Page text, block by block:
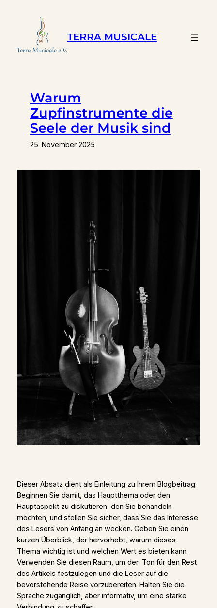
TERRA MUSICALE
Warum
Zupfinstrumente die
Seele der Musik sind
25. November 2025
Dieser Absatz dient als Einleitung zu Ihrem Blogbeitrag.
Beginnen Sie damit, das Hauptthema oder den
Hauptaspekt zu diskutieren, den Sie behandeln
möchten, und stellen Sie sicher, dass Sie das Interesse
des Lesers von Anfang an wecken. Geben Sie einen
kurzen Überblick, der hervorhebt, warum dieses
Thema wichtig ist und welchen Wert es bieten kann.
Verwenden Sie diesen Raum, um den Ton für den Rest
des Artikels festzulegen und die Leser auf die
bevorstehende Reise vorzubereiten. Halten Sie die
Sprache zugänglich, aber informativ, um eine starke